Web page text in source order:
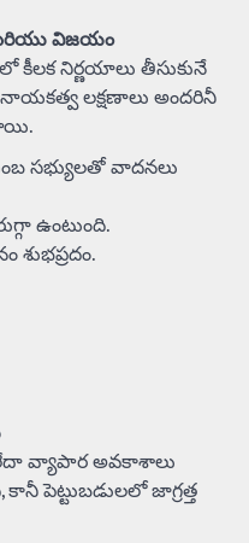
విజయం
కీలక నిర్ణయాలు తీసుకునే
లక్షణాలు అందరినీ
సభ్యులతో వాదనలు
ఉంటుంది.
శుభప్రదం.
లేదా వ్యాపార అవకాశాలు
కానీ పెట్టుబడులలో జాగ్రత్త